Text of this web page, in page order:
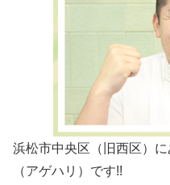
浜松市中央区（旧西区）
（アゲハリ）です!!